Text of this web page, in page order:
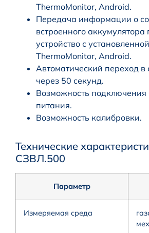
ThermoMonitor, Android.
Передача информации о
встроенного
устройство с
ThermoMonitor, Android.
Автоматический переход
через 50 секунд.
Возможность подключения
питания.
Возможность калибровки.
Технические
СЗВЛ.500
Параметр
Измеряемая среда